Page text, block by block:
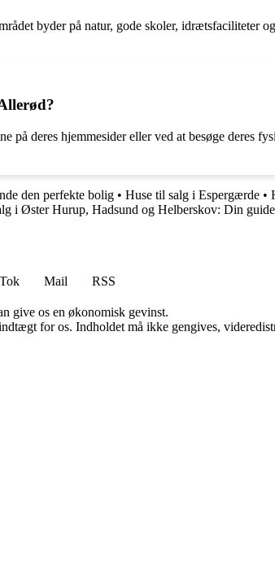
byder på natur, gode skoler, idrætsfaciliteter
deres hjemmesider eller ved at besøge deres
den perfekte bolig • Huse til salg i Espergærde •
i Øster Hurup, Hadsund og Helberskov: Din
Mail
RSS
give os en økonomisk gevinst.
for os. Indholdet må ikke gengives,